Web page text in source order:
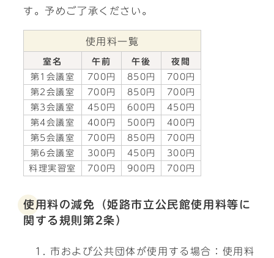
す。予めご了承ください。
使用料一覧
室名 午前 午後
夜間
第1会議室
700円 850円
700円
第2会議室
700円 850円
700円
第3会議室
450円 600円
450円
第4会議室
400円 500円
400円
第5会議室
700円 850円
700円
第6会議室
300円 450円
300円
料理実習室
700円 900円 700円
使用料の減免（姫路市立公民館使用料等に
関する規則第2条）
市および公共団体が使用する場合：使用料